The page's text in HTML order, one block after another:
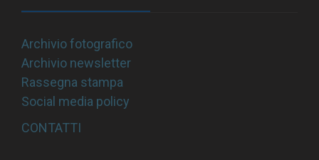
Archivio fotografico
Archivio newsletter
Rassegna stampa
Social media policy
CONTATTI